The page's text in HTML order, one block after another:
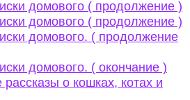
домового ( продолжение )
домового ( продолжение )
домового. ( продолжение
домового. ( окончание )
о кошках, котах и